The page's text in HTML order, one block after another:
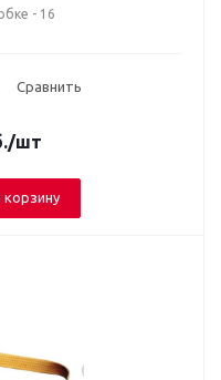
- 16
Сравнить
/шт
корзину